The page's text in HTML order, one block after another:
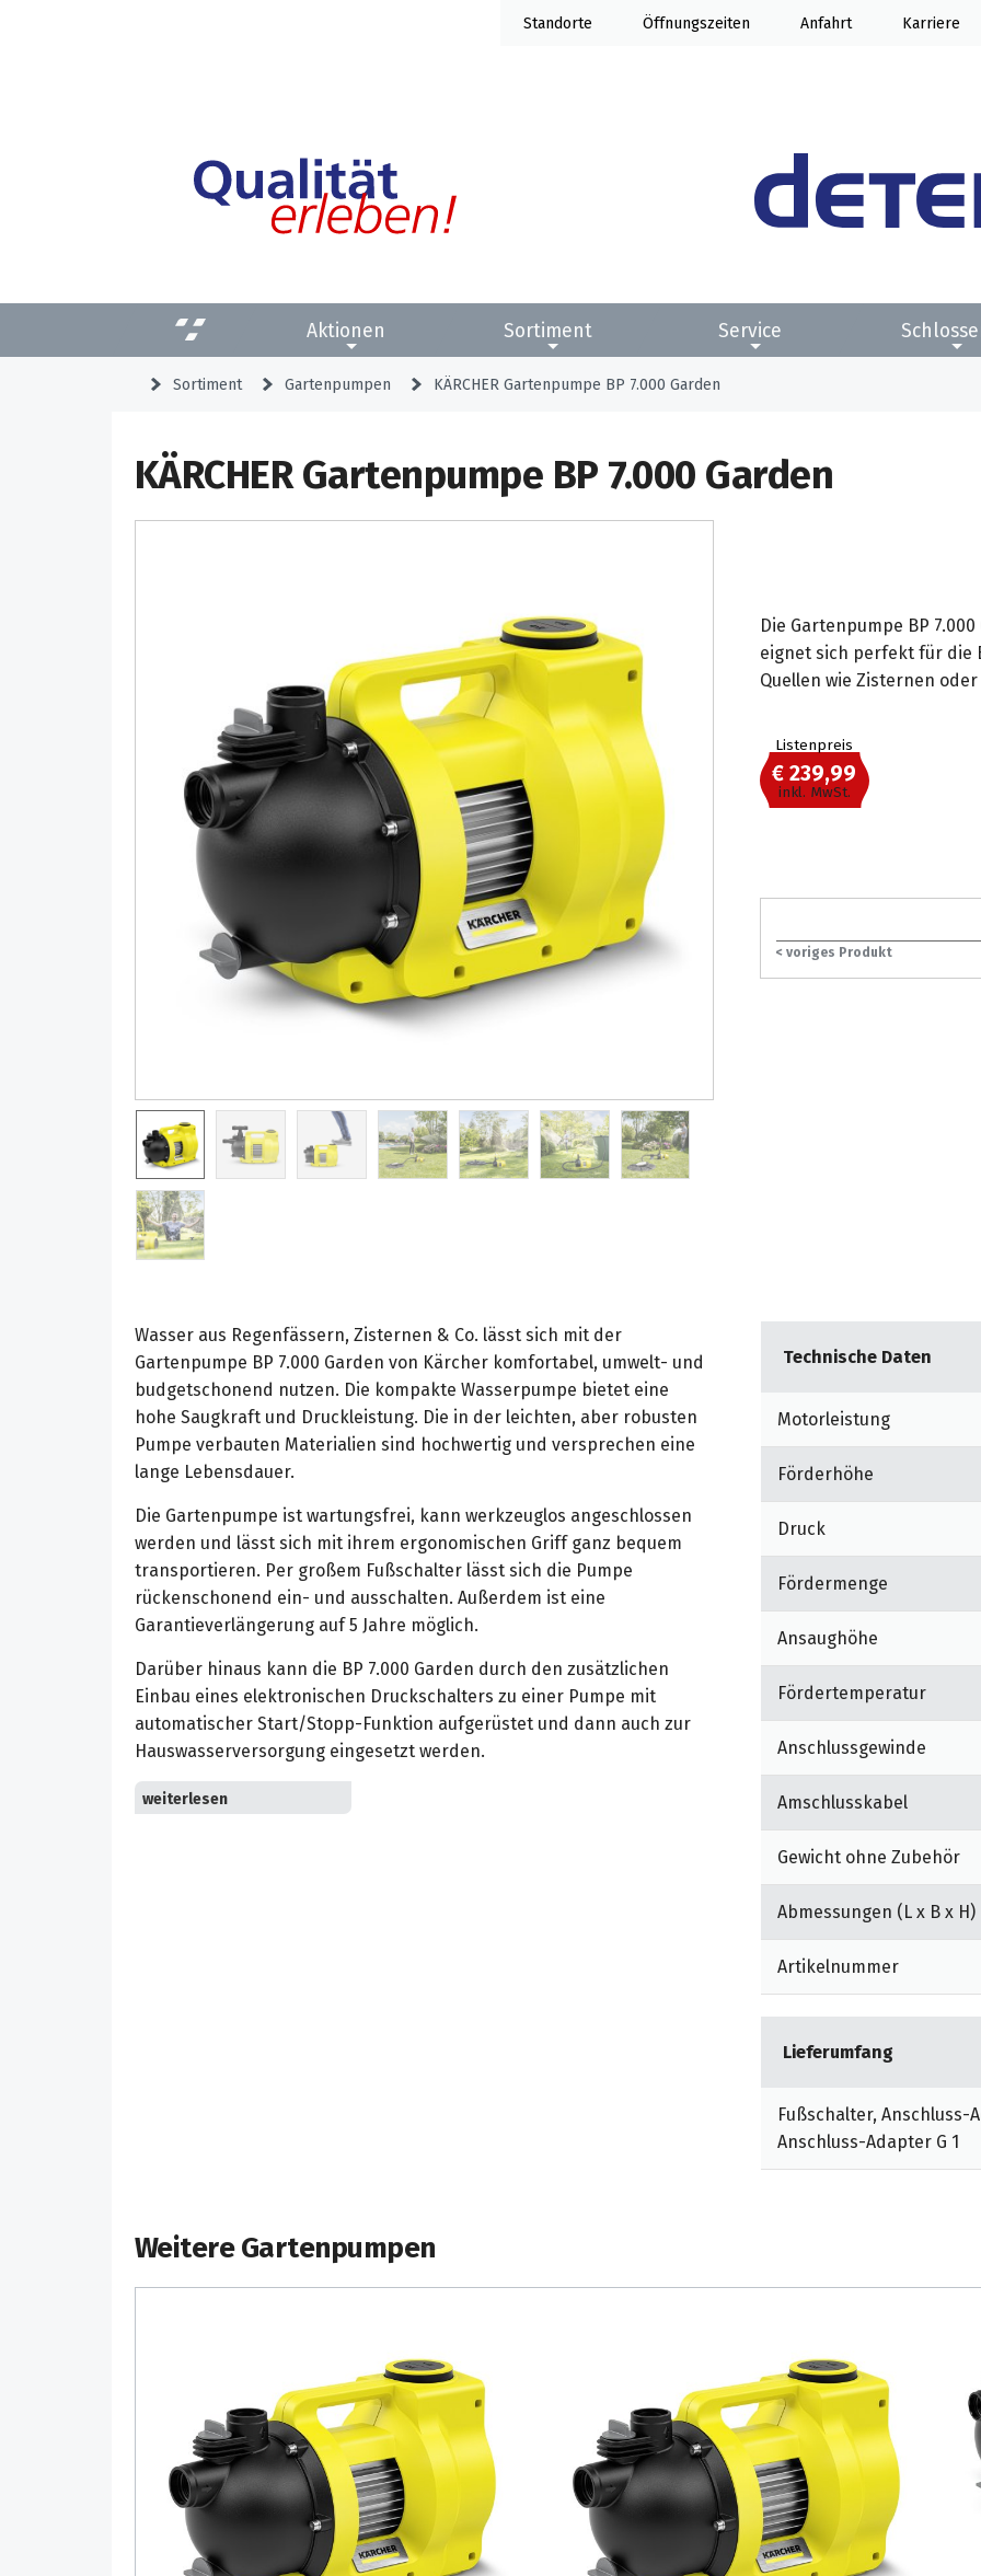
Standorte Öffnung Anfahrt Karriere
Aktionen Sortiment Service
Sortiment Gartenpumpen KÄRCHER Gartenpumpe BP 7.000 Garden
KÄRCHER Gartenpumpe BP 7.000 Garden
Die Gartenpumpe BP
eignet sich perfekt für die
Quellen wie Zisternen oder
Listenpreis
€ 239,99
inkl. MwSt.
< voriges Produkt
Wasser aus Regenfässern, Zisternen & Co. lässt sich mit der
Gartenpumpe BP 7.000 Garden von Kärcher komfortabel, umwelt- und
budgetschonend nutzen. Die kompakte Wasserpumpe bietet eine
hohe Saugkraft und Druckleistung. Die in der leichten, aber robusten
Pumpe verbauten Materialien sind hochwertig und versprechen eine
lange Lebensdauer.
Die Gartenpumpe ist wartungsfrei, kann werkzeuglos angeschlossen
werden und lässt sich mit ihrem ergonomischen Griff ganz bequem
transportieren. Per großem Fußschalter lässt sich die Pumpe
rückenschonend ein- und ausschalten. Außerdem ist eine
Garantieverlängerung auf 5 Jahre möglich.
Darüber hinaus kann die BP 7.000 Garden durch den zusätzlichen
Einbau eines elektronischen Druckschalters zu einer Pumpe mit
automatischer Start/Stopp-Funktion aufgerüstet und dann auch zur
Hauswasserversorgung eingesetzt werden.
Robust und langlebig: Kärcher bietet eine Garantieverlängerung auf
fünf Jahre.
Technische Daten
Motorleistung
Förderhöhe
Druck
Fördermenge
Ansaughöhe
Fördertemperatur
Anschlussgewinde
Amschlusskabel
Gewicht ohne Zubehör
Abmessungen (L x B x H)
Artikelnummer
Lieferumfang
Fußschalter, Anschluss-
Anschluss-Adapter G 1
Weitere Gartenpumpen